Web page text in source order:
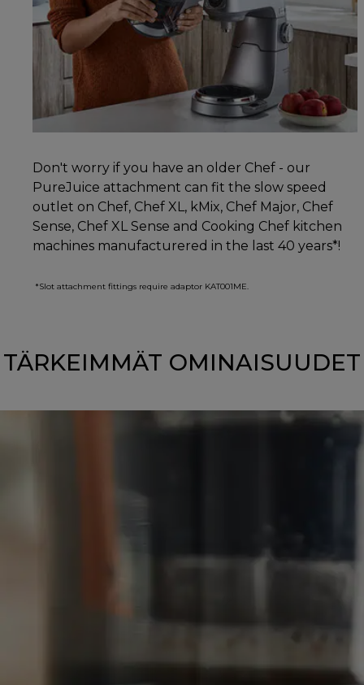
Don't worry if you have an older Chef - our
PureJuice attachment can fit the slow speed
outlet on Chef, Chef XL, kMix, Chef Major, Chef
Sense, Chef XL Sense and Cooking Chef kitchen
machines manufacturered in the last 40 years*!
*Slot attachment fittings require adaptor KAT001ME.
TÄRKEIMMÄT OMINAISUUDET